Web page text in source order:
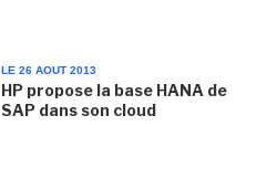
LE 26 AOUT 2013
HP propose la base HANA de
SAP dans son cloud